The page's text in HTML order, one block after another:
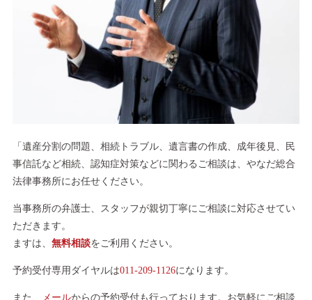
「遺産分割の問題、相続トラブル、遺言書の作成、成年後見、民
事信託など相続、認知症対策などに関わるご相談は、やなだ総合
法律事務所にお任せください。
当事務所の弁護士、スタッフが親切丁寧にご相談に対応させてい
ただきます。
ますは、 無料相談をご利用ください。
予約受付専用ダイヤルは011-209-1126になります。
また、 メールからの予約受付も行っております。お気軽にご相談